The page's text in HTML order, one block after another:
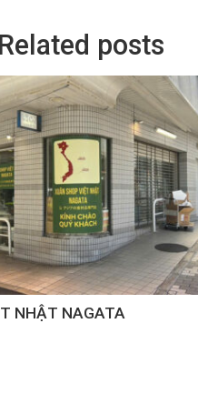
Related posts
NHẬT NAGATA